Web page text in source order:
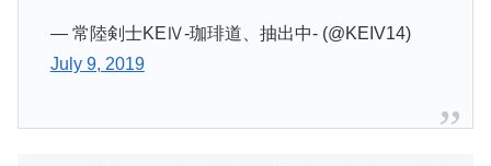
— 常陸剣士KEⅣ-珈琲道、抽出中- (@KEIV14)
July 9, 2019